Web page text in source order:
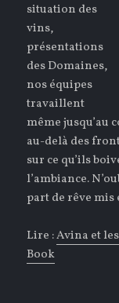
situation des
vins,
présentations
des Domaines,
nos équipes
travaillent
même jusqu’au
au-delà des
sur ce qu’ils
l’ambiance.
part de rêve
Lire :Avina et
Book